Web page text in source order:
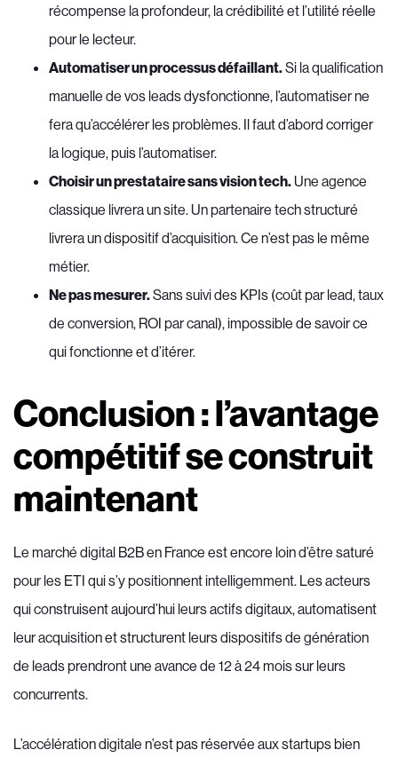
récompense la profondeur, la crédibilité et l’utilité réelle
pour le lecteur.
Automatiser un processus défaillant.Si la qualification
manuelle de vos leads dysfonctionne, l’automatiser ne
fera qu’accélérer les problèmes. Il faut d’abord corriger
la logique, puis l’automatiser.
Choisir un prestataire sans vision tech.Une agence
classique livrera un site. Un partenaire tech structuré
livrera un dispositif d’acquisition. Ce n’est pas le même
métier.
Ne pas mesurer.Sans suivi des KPIs (coût par lead, taux
de conversion, ROI par canal), impossible de savoir ce
qui fonctionne et d’itérer.
Conclusion : l’avantage
compétitif se construit
maintenant
Le marché digital B2B en France est encore loin d’être saturé
pour les ETI qui s’y positionnent intelligemment. Les acteurs
qui construisent aujourd’hui leurs actifs digitaux, automatisent
leur acquisition et structurent leurs dispositifs de génération
de leads prendront une avance de 12 à 24 mois sur leurs
concurrents.
L’accélération digitale n’est pas réservée aux startups bien